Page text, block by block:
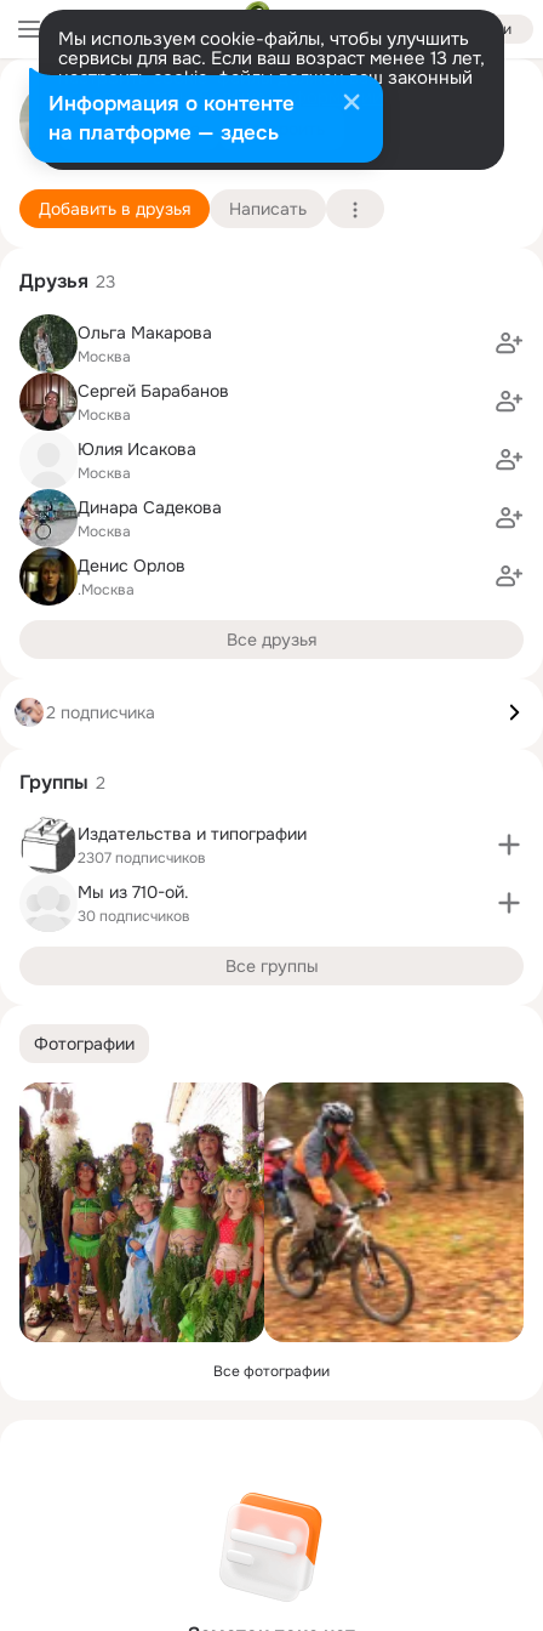
Войти
Мы используем cookie-файлы, чтобы улучшить
сервисы для вас. Если ваш возраст менее 13 лет,
настроить cookie-файлы должен ваш законный
представитель. Больше информации
Разрешить все Настроить
Сергей Максимов
Москва
4 сентября (56 лет)
1511 лицей при МИФИ
Подробнее
Добавить в друзья Написать
Фотографии
Все фотографии
Друзья 23
Ольга Макарова
Москва
Сергей Барабанов
Москва
Юлия Исакова
Москва
Динара Садекова
Москва
Денис Орлов
.Москва
Все друзья
2 подписчика
Группы 2
Издательства и типографии
2307 подписчиков
Мы из 710-ой.
30 подписчиков
Все группы
Информация о контенте
на платформе — здесь